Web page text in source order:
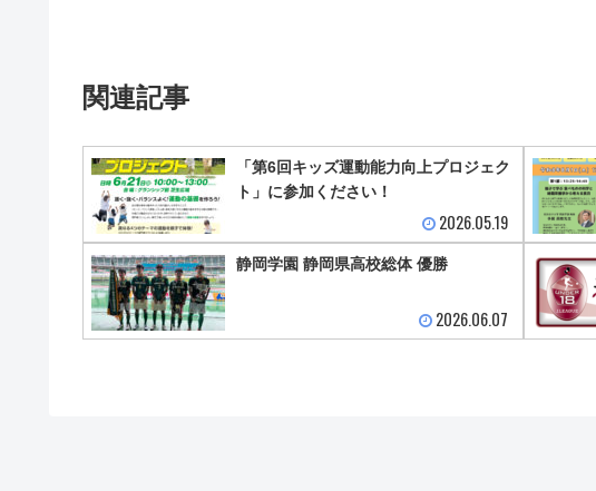
関連記事
「第6回キッズ運動能力向上プロジェク
ト」に参加ください！
2026.05.19
静岡学園 静岡県高校総体 優勝
2026.06.07